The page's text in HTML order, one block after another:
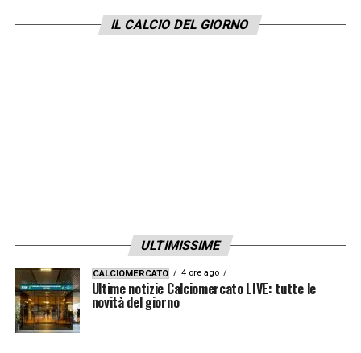
Odgaard sv), Fabbian 6.5 (70′ Immobile 6),
Orsolini 5 (70′ Dominguez 5.5); Dallinga 5.5
LA PLAYLIST DELLE NOSTRE TOP NEWS
IL CALCIO DEL GIORNO
ULTIMISSIME
CALCIOMERCATO 4 ore ago
Ultime notizie Calciomercato LIVE: tutte le
novità del giorno